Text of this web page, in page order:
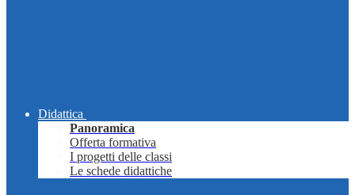
Didattica
Panoramica
Offerta formativa
I progetti delle classi
Le schede didattiche